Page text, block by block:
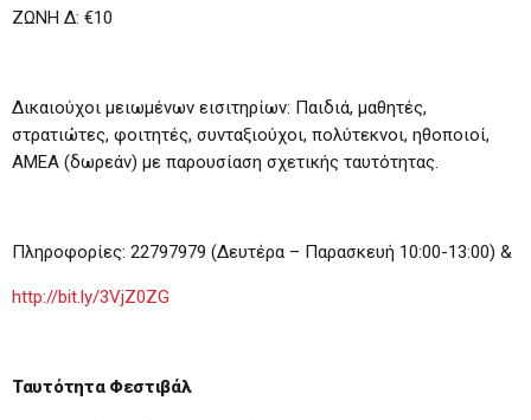
ΖΩΝΗ Δ: €10
Δικαιούχοι μειωμένων εισιτηρίων: Παιδιά, μαθητές,
στρατιώτες, φοιτητές, συνταξιούχοι, πολύτεκνοι, ηθοποιοί,
ΑΜΕΑ (δωρεάν) με παρουσίαση σχετικής ταυτότητας.
Πληροφορίες: 22797979 (Δευτέρα – Παρασκευή 10:00-13:00) &
http://bit.ly/3VjZ0ZG
Ταυτότητα Φεστιβάλ